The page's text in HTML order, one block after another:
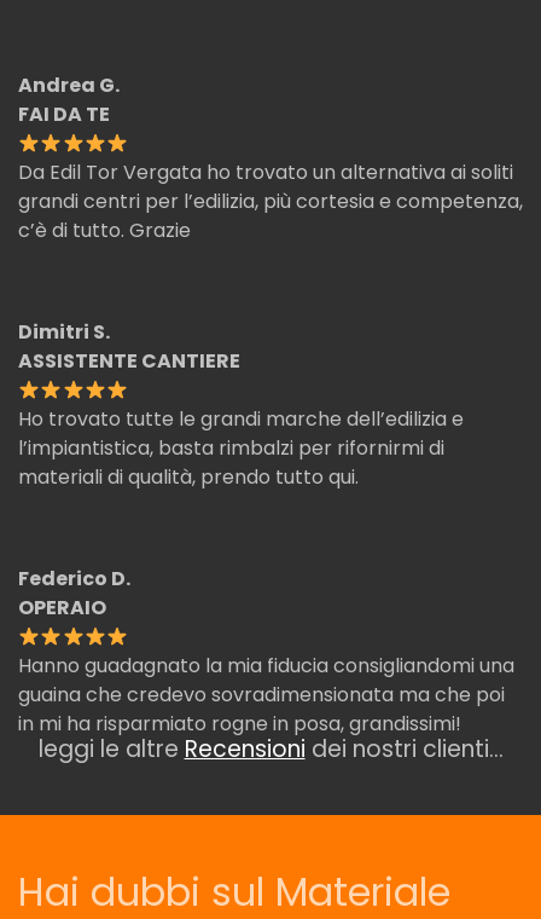
Andrea G.
FAI DA TE
Da Edil Tor Vergata ho trovato un alternativa ai soliti
grandi centri per l’edilizia, più cortesia e competenza,
c’è di tutto. Grazie
Dimitri S.
ASSISTENTE CANTIERE
Ho trovato tutte le grandi marche dell’edilizia e
l’impiantistica, basta rimbalzi per rifornirmi di
materiali di qualità, prendo tutto qui.
Federico D.
OPERAIO
Hanno guadagnato la mia fiducia consigliandomi una
guaina che credevo sovradimensionata ma che poi
in mi ha risparmiato rogne in posa, grandissimi!
leggi le altre Recensioni dei nostri clienti…
Hai dubbi sul Materiale